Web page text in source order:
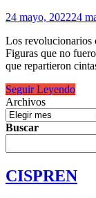
la
revolución
social
24 mayo, 202224
Los revolucionarios
Figuras que no
que repartieron
Los
olvidados
del
25
de
mayo
Seguir Leyendo
Archivos
Buscar
CISPREN